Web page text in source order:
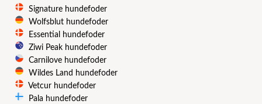
Signature hundefoder
Wolfsblut hundefoder
Essential hundefoder
Ziwi Peak hundefoder
Carnilove hundefoder
Wildes Land hundefoder
Vetcur hundefoder
Pala hundefoder